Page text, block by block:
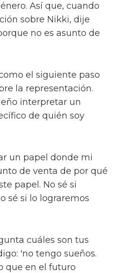
Así que, cuando
sobre Nikki, dije
no es asunto de
el siguiente paso
la representación.
interpretar un
de quién soy
un papel donde mi
de venta de por qué
papel. No sé si
sé si lo lograremos
cuáles son tus
'no tengo sueños.
que en el futuro